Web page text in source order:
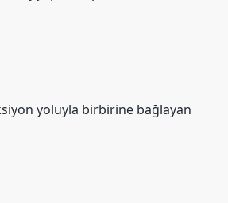
yoluyla birbirine bağlayan